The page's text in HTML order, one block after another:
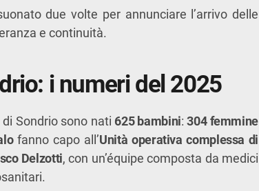
due volte per annunciare l’arrivo delle
e continuità.
i numeri del 2025
Sondrio sono nati 625 bambini:304 femmine
fanno capo all’Unità operativa complessa di
Delzotti, con un’équipe composta da medici